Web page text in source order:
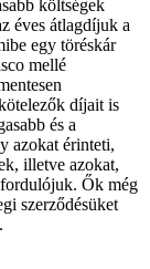
költségek
éves átlagdíjuk a
egy töréskár
mellé
díjait is
és a
azokat érinteti,
illetve azokat,
Ők még
szerződésüket